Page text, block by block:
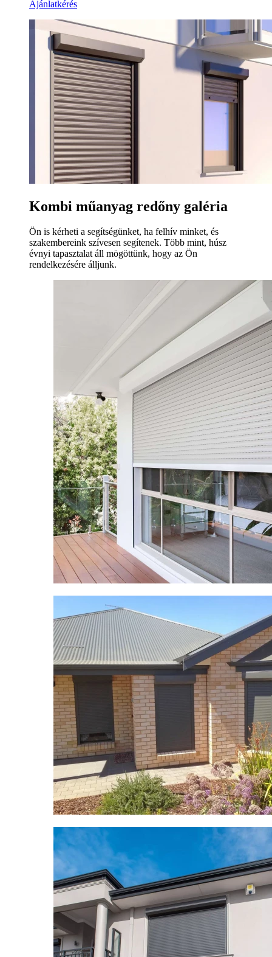
Ajánlatkérés
Kombi műanyag redőny galéria
Ön is kérheti a segítségünket, ha felhív minket, és
szakembereink szívesen segítenek. Több mint, húsz
évnyi tapasztalat áll mögöttünk, hogy az Ön
rendelkezésére álljunk.